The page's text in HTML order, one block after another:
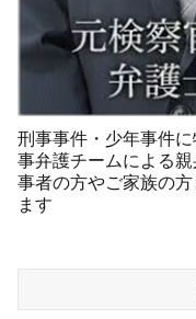
刑事事件・少年事件
事弁護チームによる
事者の方やご家族の
ます